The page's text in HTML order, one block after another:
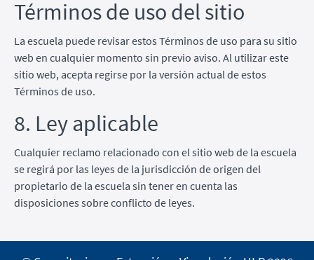
Términos de uso del sitio
La escuela puede revisar estos Términos de uso para su sitio
web en cualquier momento sin previo aviso. Al utilizar este
sitio web, acepta regirse por la versión actual de estos
Términos de uso.
8. Ley aplicable
Cualquier reclamo relacionado con el sitio web de la escuela
se regirá por las leyes de la jurisdicción de origen del
propietario de la escuela sin tener en cuenta las
disposiciones sobre conflicto de leyes.